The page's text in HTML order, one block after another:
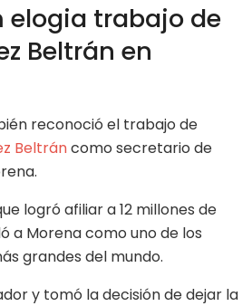
elogia trabajo de
Beltrán en
reconoció el trabajo de
Beltráncomo secretario de
logró afiliar a 12 millones de
a Morena como uno de los
grandes del mundo.
y tomó la decisión de dejar la